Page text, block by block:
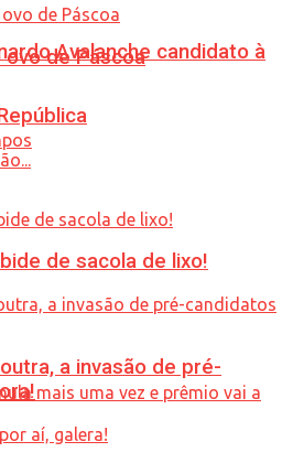
Avalanche candidato à
de Páscoa
de sacola de lixo!
a invasão de pré-